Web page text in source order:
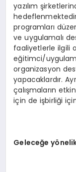
yazılım
programları
ve uygulamalı
faaliyetlerle ilgili
eğitimci/
organizasyon
yapacaklardır.
çalışmaların
için de işbirliği
Geleceğe